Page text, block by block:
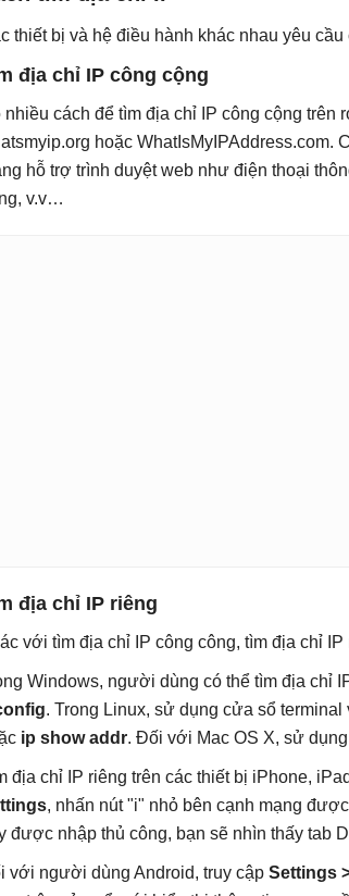
thiết bị và hệ điều hành khác nhau yêu
địa chỉ IP công cộng
nhiều cách để tìm địa chỉ IP công cộng
hoặc WhatIsMyIPAddress.com.
hỗ trợ trình duyệt web như điện thoại
v.v…
địa chỉ IP riêng
với tìm địa chỉ IP công công, tìm địa chỉ
Windows, người dùng có thể tìm địa chỉ
. Trong Linux, sử dụng cửa sổ terminal
ip show addr. Đối với Mac OS X, sử
địa chỉ IP riêng trên các thiết bị iPhone,
, nhấn nút "i" nhỏ bên cạnh mạng
được nhập thủ công, bạn sẽ nhìn thấy tab
với người dùng Android, truy cập Settings